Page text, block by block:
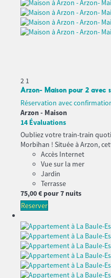
2 1
Arzon- Maison pour 2 avec
Réservation avec
Arzon - Maison
14 Évaluations
Oubliez votre train-train
Morbihan ! Située à Arzon,
Accès Internet
Vue sur la mer
Jardin
Terrasse
75,00 € pour 7 nuits
Reserver